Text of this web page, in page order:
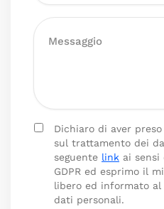
Dichiaro di aver
sul trattamento dei
seguente link ai sensi
GDPR ed esprimo il
libero ed informato
dati personali.